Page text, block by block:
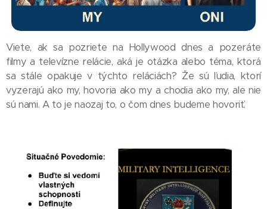
Viete, ak sa pozriete na Hollywood dnes a pozeráte
filmy a televízne relácie, aká je otázka alebo téma, ktorá
sa stále opakuje v týchto reláciách? Že sú ľudia, ktorí
vyzerajú ako my, hovoria ako my a chodia ako my, ale nie
sú nami. A to je naozaj to, o čom dnes budeme hovoriť.